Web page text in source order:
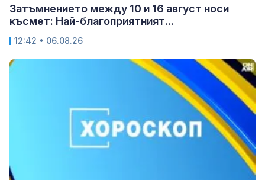
Затъмнението между 10 и 16 август носи
късмет: Най-благоприятният...
12:42 • 06.08.26